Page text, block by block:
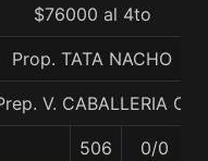
$76000 al 4to
Prop. TATA NACHO
V. CABALLERIA C.
506 0/0